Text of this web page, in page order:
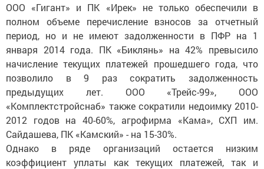
ООО «Гигант» и ПК «Ирек» не только обеспечили в
полном объеме перечисление взносов за отчетный
период, но и не имеют задолженности в ПФР на 1
января 2014 года. ПК «Биклянь» на 42% превысило
начисление текущих платежей прошедшего года, что
позволило в 9 раз сократить задолженность
предыдущих лет. ООО «Трейс-99», ООО
«Комплектстройснаб» также сократили недоимку 2010-
2012 годов на 40-60%, агрофирма «Кама», СХП им.
Сайдашева, ПК «Камский» - на 15-30%.
Однако в ряде организаций остается низким
коэффициент уплаты как текущих платежей, так и